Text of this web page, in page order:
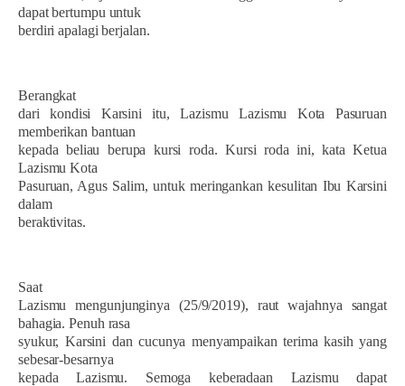
dapat bertumpu untuk
berdiri apalagi berjalan.
Berangkat
dari kondisi Karsini itu, Lazismu Lazismu Kota Pasuruan
memberikan bantuan
kepada beliau berupa kursi roda. Kursi roda ini, kata Ketua
Lazismu Kota
Pasuruan, Agus Salim, untuk meringankan kesulitan Ibu Karsini
dalam
beraktivitas.
Saat
Lazismu mengunjunginya (25/9/2019), raut wajahnya sangat
bahagia. Penuh rasa
syukur, Karsini dan cucunya menyampaikan terima kasih yang
sebesar-besarnya
kepada Lazismu. Semoga keberadaan Lazismu dapat